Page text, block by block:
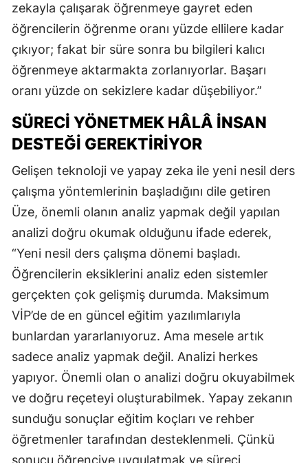
zekayla çalışarak öğrenmeye gayret eden
öğrencilerin öğrenme oranı yüzde ellilere kadar
çıkıyor; fakat bir süre sonra bu bilgileri kalıcı
öğrenmeye aktarmakta zorlanıyorlar. Başarı
oranı yüzde on sekizlere kadar düşebiliyor.”
SÜRECİ YÖNETMEK HÂLÂ İNSAN
DESTEĞİ GEREKTİRİYOR
Gelişen teknoloji ve yapay zeka ile yeni nesil ders
çalışma yöntemlerinin başladığını dile getiren
Üze, önemli olanın analiz yapmak değil yapılan
analizi doğru okumak olduğunu ifade ederek,
“Yeni nesil ders çalışma dönemi başladı.
Öğrencilerin eksiklerini analiz eden sistemler
gerçekten çok gelişmiş durumda. Maksimum
VİP’de de en güncel eğitim yazılımlarıyla
bunlardan yararlanıyoruz. Ama mesele artık
sadece analiz yapmak değil. Analizi herkes
yapıyor. Önemli olan o analizi doğru okuyabilmek
ve doğru reçeteyi oluşturabilmek. Yapay zekanın
sunduğu sonuçlar eğitim koçları ve rehber
öğretmenler tarafından desteklenmeli. Çünkü
sonucu öğrenciye uygulatmak ve süreci